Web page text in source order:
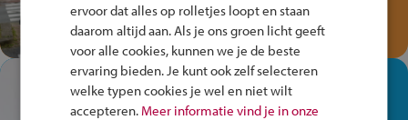
Speel het Fiets Veilig Verkeersspel
en win een Cortina-fiets!
In de winkel ben je op je
plek!
ervoor dat alles op rolletjes loopt en staan
daarom altijd aan. Als je ons groen licht geeft
voor alle cookies, kunnen we je de beste
ervaring bieden. Je kunt ook zelf selecteren
welke typen cookies je wel en niet wilt
accepteren. Meer informatie vind je in onze